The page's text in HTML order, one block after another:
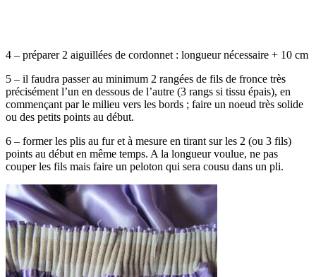
4 – préparer 2 aiguillées de cordonnet : longueur nécessaire + 10 cm
5 – il faudra passer au minimum 2 rangées de fils de fronce très
précisément l’un en dessous de l’autre (3 rangs si tissu épais), en
commençant par le milieu vers les bords ; faire un noeud très solide
ou des petits points au début.
6 – former les plis au fur et à mesure en tirant sur les 2 (ou 3 fils)
points au début en même temps. A la longueur voulue, ne pas
couper les fils mais faire un peloton qui sera cousu dans un pli.